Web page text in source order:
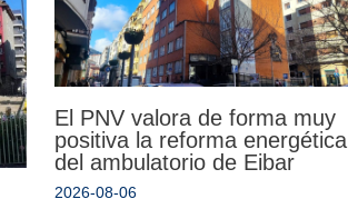
El PNV valora de forma muy
positiva la reforma energética
del ambulatorio de Eibar
2026-08-06